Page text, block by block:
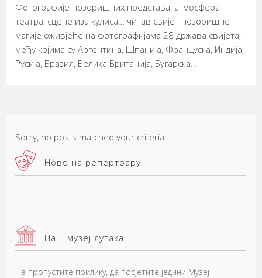
Фотографије позоришних представа, атмосфера
театра, сцене иза кулиса… читав свијет позоришне
магије оживјеће на фотографијама 28 држава свијета,
међу којима су Аргентина, Шпанија, Француска, Индија,
Русија, Бразил, Велика Британија, Бугарска…
Sorry, no posts matched your criteria.
Ново на репертоару
Наш музеј лутака
Не пропустите прилику, да посјетите једини Музеј